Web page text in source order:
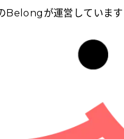
Belongが運営しています